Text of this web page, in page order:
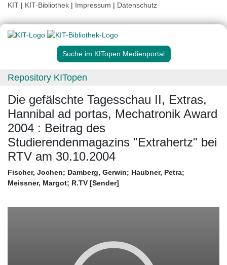
KIT | KIT-Bibliothek | Impressum | Datenschutz
Suche im KITopen Medienportal
Repository KITopen
Die gefälschte Tagesschau II, Extras,
Hannibal ad portas, Mechatronik Award
2004 : Beitrag des
Studierendenmagazins "Extrahertz" bei
RTV am 30.10.2004
Fischer, Jochen; Damberg, Gerwin; Haubner, Petra;
Meissner, Margot; R.TV [Sender]